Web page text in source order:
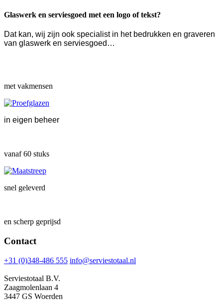
Glaswerk en serviesgoed met een logo of tekst?
Dat kan, wij zijn ook specialist in het bedrukken en graveren
van glaswerk en serviesgoed…
met vakmensen
in eigen beheer
vanaf 60 stuks
snel geleverd
en scherp geprijsd
Contact
+31 (0)348-486 555 info@serviestotaal.nl
Serviestotaal B.V.
Zaagmolenlaan 4
3447 GS Woerden